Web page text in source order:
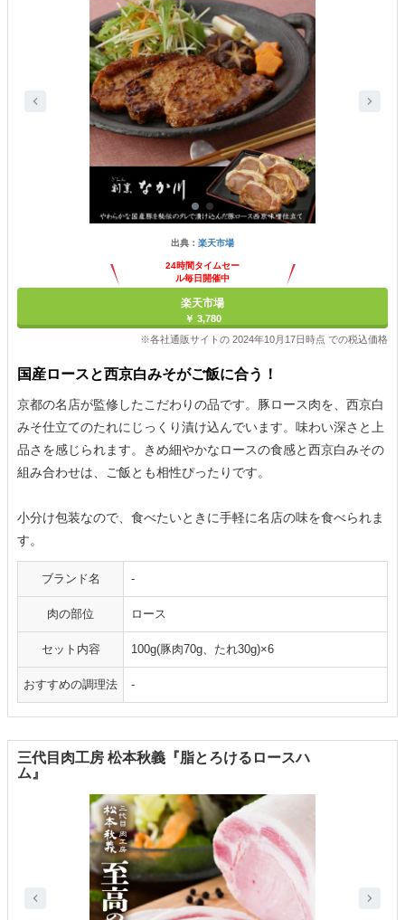
出典： 楽天市場
24時間タイムセー
ル毎日開催中
楽天市場
￥ 3,780
※各社通販サイトの 2024年10月17日時点 での税込価格
国産ロースと西京白みそがご飯に合う！
京都の名店が監修したこだわりの品です。豚ロース肉を、西京白
みそ仕立てのたれにじっくり漬け込んでいます。味わい深さと上
品さを感じられます。きめ細やかなロースの食感と西京白みその
組み合わせは、ご飯とも相性ぴったりです。
小分け包装なので、食べたいときに手軽に名店の味を食べられま
す。
ブランド名 -
肉の部位 ロース
セット内容 100g(豚肉70g、たれ30g)×6
おすすめの調理法 -
三代目肉工房 松本秋義『脂とろけるロースハ
ム』